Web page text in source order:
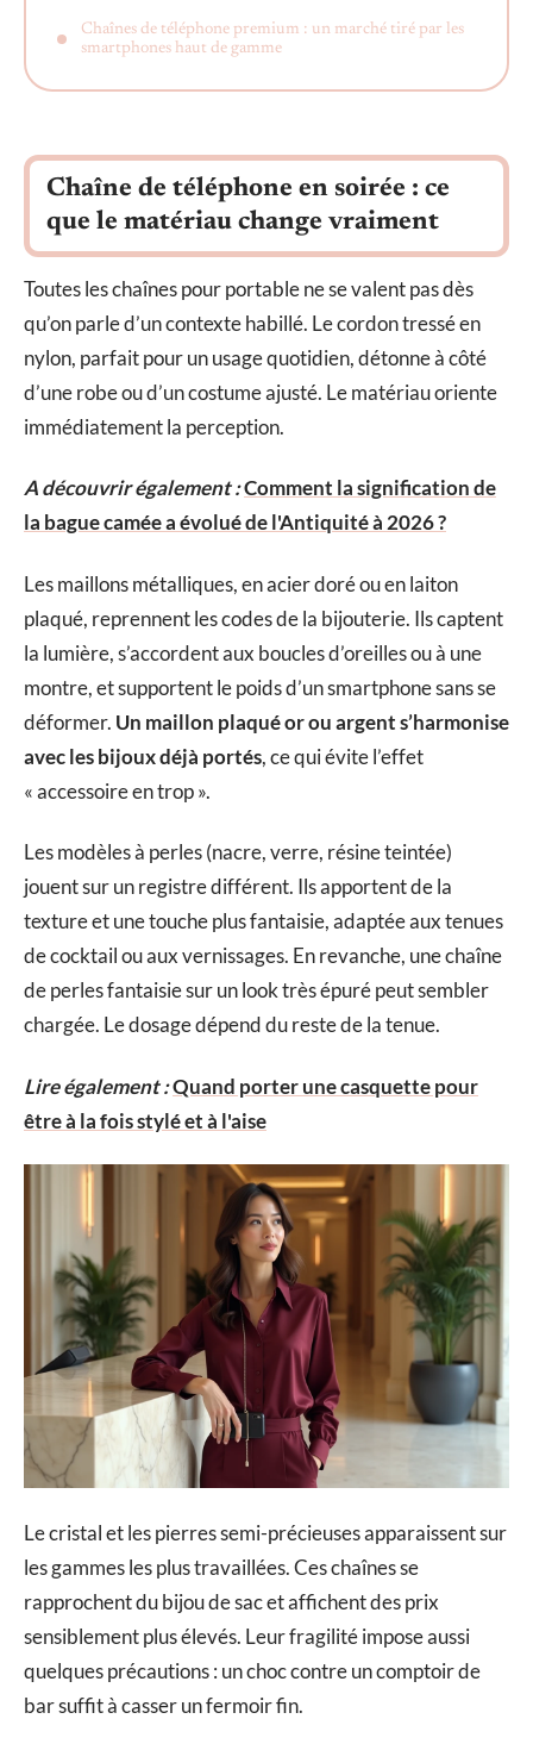
Chaînes de téléphone premium : un marché tiré par les
smartphones haut de gamme
Chaîne de téléphone en soirée : ce
que le matériau change vraiment
Toutes les chaînes pour portable ne se valent pas dès
qu’on parle d’un contexte habillé. Le cordon tressé en
nylon, parfait pour un usage quotidien, détonne à côté
d’une robe ou d’un costume ajusté. Le matériau oriente
immédiatement la perception.
A découvrir également :Comment la signification de
la bague camée a évolué de l'Antiquité à 2026 ?
Les maillons métalliques, en acier doré ou en laiton
plaqué, reprennent les codes de la bijouterie. Ils captent
la lumière, s’accordent aux boucles d’oreilles ou à une
montre, et supportent le poids d’un smartphone sans se
déformer. Un maillon plaqué or ou argent s’harmonise
avec les bijoux déjà portés, ce qui évite l’effet
« accessoire en trop ».
Les modèles à perles (nacre, verre, résine teintée)
jouent sur un registre différent. Ils apportent de la
texture et une touche plus fantaisie, adaptée aux tenues
de cocktail ou aux vernissages. En revanche, une chaîne
de perles fantaisie sur un look très épuré peut sembler
chargée. Le dosage dépend du reste de la tenue.
Lire également :Quand porter une casquette pour
être à la fois stylé et à l'aise
Le cristal et les pierres semi-précieuses apparaissent sur
les gammes les plus travaillées. Ces chaînes se
rapprochent du bijou de sac et affichent des prix
sensiblement plus élevés. Leur fragilité impose aussi
quelques précautions : un choc contre un comptoir de
bar suffit à casser un fermoir fin.